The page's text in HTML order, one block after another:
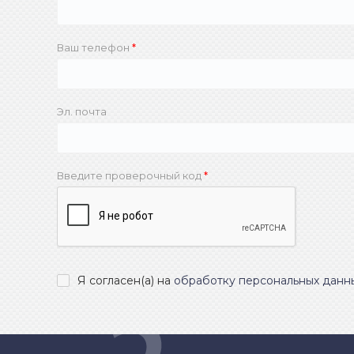
Ваш телефон
Эл. почта
Введите проверочный код
Я согласен(а) на обработку персональных